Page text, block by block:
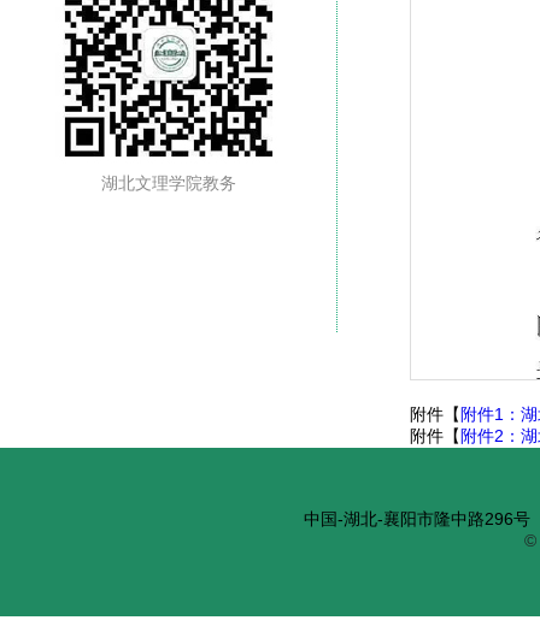
湖北文理学院教务
附件【 附件1：
附件【 附件2：
中国-湖北-襄阳市隆中路296
©